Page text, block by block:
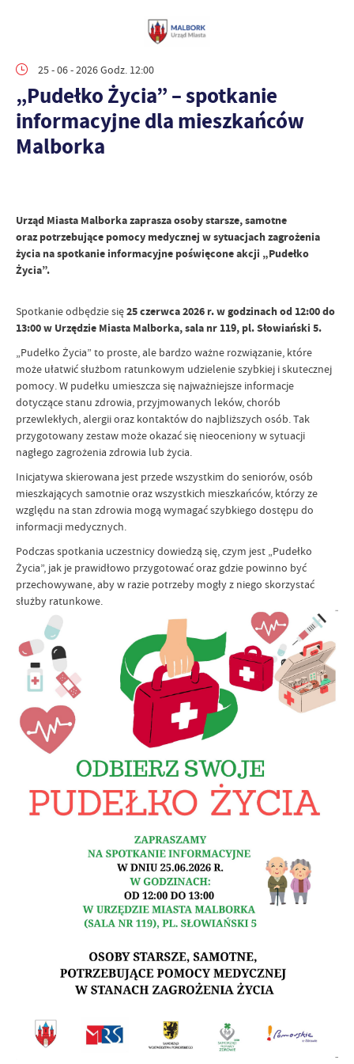
25 - 06 - 2026 Godz. 12:00
„Pudełko Życia” – spotkanie
informacyjne dla mieszkańców
Malborka
Urząd Miasta Malborka zaprasza osoby starsze, samotne
oraz potrzebujące pomocy medycznej w sytuacjach zagrożenia
życia na spotkanie informacyjne poświęcone akcji „Pudełko
Życia”.
Spotkanie odbędzie się25 czerwca 2026 r. w godzinach od 12:00 do
13:00 w Urzędzie Miasta Malborka, sala nr 119, pl. Słowiański 5.
„Pudełko Życia” to proste, ale bardzo ważne rozwiązanie, które
może ułatwić służbom ratunkowym udzielenie szybkiej i skutecznej
pomocy. W pudełku umieszcza się najważniejsze informacje
dotyczące stanu zdrowia, przyjmowanych leków, chorób
przewlekłych, alergii oraz kontaktów do najbliższych osób. Tak
przygotowany zestaw może okazać się nieoceniony w sytuacji
nagłego zagrożenia zdrowia lub życia.
Inicjatywa skierowana jest przede wszystkim do seniorów, osób
mieszkających samotnie oraz wszystkich mieszkańców, którzy ze
względu na stan zdrowia mogą wymagać szybkiego dostępu do
informacji medycznych.
Podczas spotkania uczestnicy dowiedzą się, czym jest „Pudełko
Życia”, jak je prawidłowo przygotować oraz gdzie powinno być
przechowywane, aby w razie potrzeby mogły z niego skorzystać
służby ratunkowe.